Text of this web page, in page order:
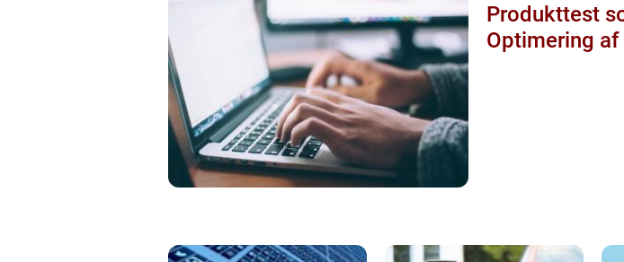
Produkttest
Optimering